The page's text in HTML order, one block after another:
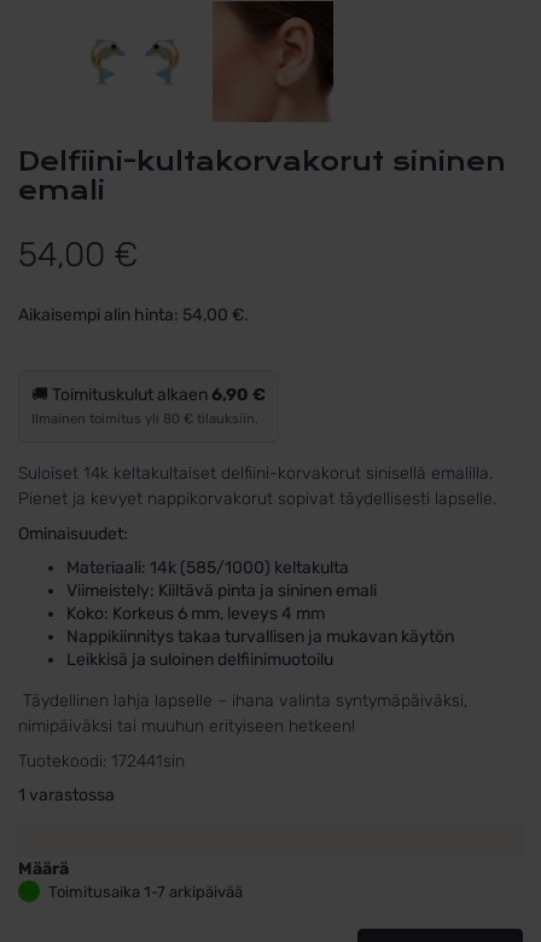
Delfiini-kultakorvakorut sininen
emali
54,00 €
Aikaisempi alin hinta: 54,00 €.
🚚 Toimituskulut alkaen6,90 €
Ilmainen toimitus yli 80 € tilauksiin.
Suloiset 14k keltakultaiset delfiini-korvakorut sinisellä emalilla.
Pienet ja kevyet nappikorvakorut sopivat täydellisesti lapselle.
Ominaisuudet:
Materiaali: 14k (585/1000) keltakulta
Viimeistely: Kiiltävä pinta ja sininen emali
Koko: Korkeus 6 mm, leveys 4 mm
Nappikiinnitys takaa turvallisen ja mukavan käytön
Leikkisä ja suloinen delfiinimuotoilu
Täydellinen lahja lapselle – ihana valinta syntymäpäiväksi,
nimipäiväksi tai muuhun erityiseen hetkeen!
Tuotekoodi: 172441sin
1 varastossa
Määrä
Delfiini-Toimitusaika 1-7 arkipäivää